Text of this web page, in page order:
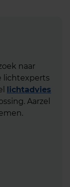
naar
lichtexperts
lichtadvies
Aarzel